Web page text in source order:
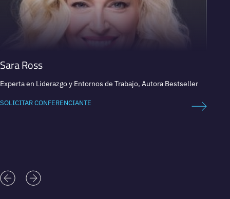
Sara Ross
Experta en Liderazgo y Entornos de Trabajo, Autora Bestseller
SOLICITAR CONFERENCIANTE